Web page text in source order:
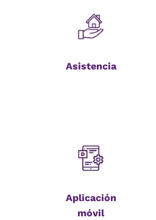
Asistencia
Aplicación
móvil